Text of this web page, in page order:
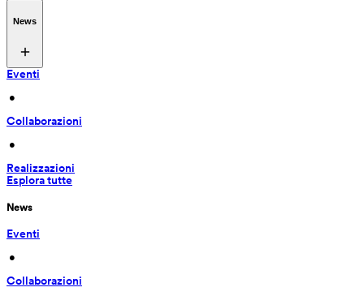
News
Eventi
•
Collaborazioni
•
Realizzazioni
Esplora tutte
News
Eventi
•
Collaborazioni